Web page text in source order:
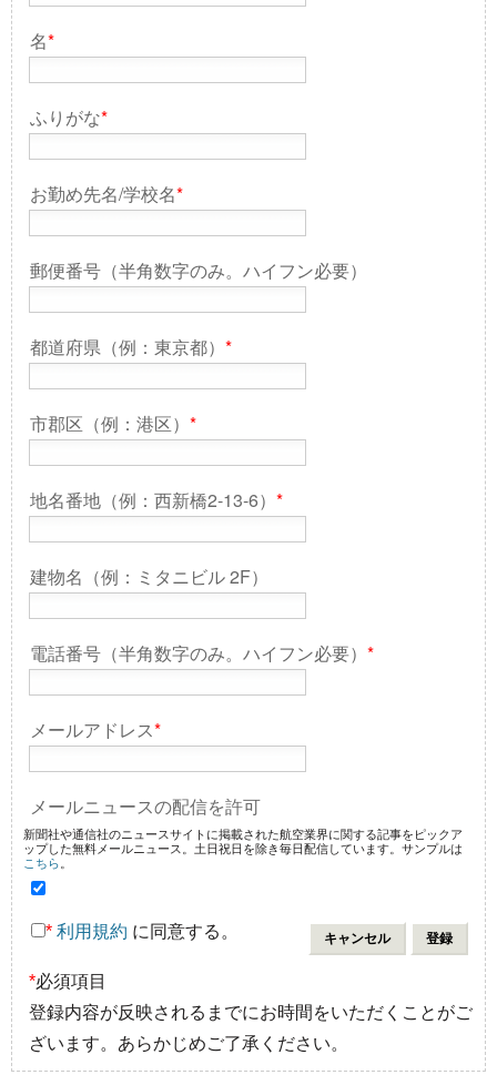
名*
ふりがな*
お勤め先名/学校名*
郵便番号（半角数字のみ。ハイフン必要）
都道府県（例：東京都） *
市郡区（例：港区） *
地名番地（例：西新橋2-13-6） *
建物名（例：ミタニビル 2F）
電話番号（半角数字のみ。ハイフン必要） *
メールアドレス*
メールニュースの配信を許可
新聞社や通信社のニュースサイトに掲載された航空業界に関する記事をピックア
ップした無料メールニュース。土日祝日を除き毎日配信しています。サンプルは
こちら
* 利用規約 に同意する。
*必須項目
登録内容が反映されるまでにお時間をいただくことがご
ざいます。あらかじめご了承ください。